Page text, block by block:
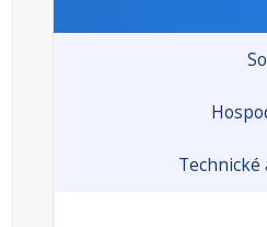
Technické